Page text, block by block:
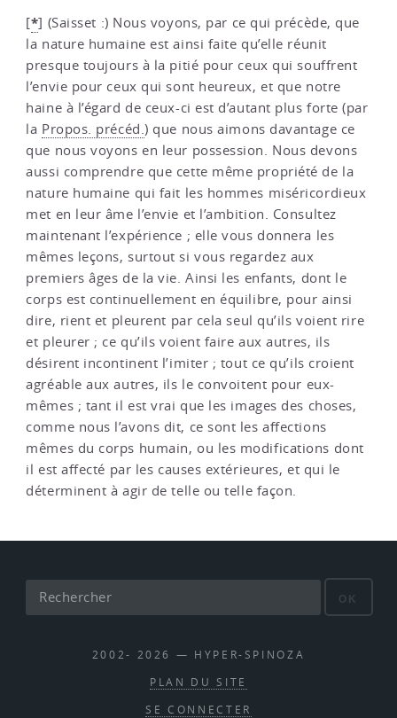
[*] (Saisset :) Nous voyons, par ce qui précède, que
la nature humaine est ainsi faite qu’elle réunit
presque toujours à la pitié pour ceux qui souffrent
l’envie pour ceux qui sont heureux, et que notre
haine à l’égard de ceux-ci est d’autant plus forte (par
la Propos. précéd.) que nous aimons davantage ce
que nous voyons en leur possession. Nous devons
aussi comprendre que cette même propriété de la
nature humaine qui fait les hommes miséricordieux
met en leur âme l’envie et l’ambition. Consultez
maintenant l’expérience ; elle vous donnera les
mêmes leçons, surtout si vous regardez aux
premiers âges de la vie. Ainsi les enfants, dont le
corps est continuellement en équilibre, pour ainsi
dire, rient et pleurent par cela seul qu’ils voient rire
et pleurer ; ce qu’ils voient faire aux autres, ils
désirent incontinent l’imiter ; tout ce qu’ils croient
agréable aux autres, ils le convoitent pour eux-
mêmes ; tant il est vrai que les images des choses,
comme nous l’avons dit, ce sont les affections
mêmes du corps humain, ou les modifications dont
il est affecté par les causes extérieures, et qui le
déterminent à agir de telle ou telle façon.
OK
2002- 2026 — HYPER-SPINOZA
PLAN DU SITE
SE CONNECTER